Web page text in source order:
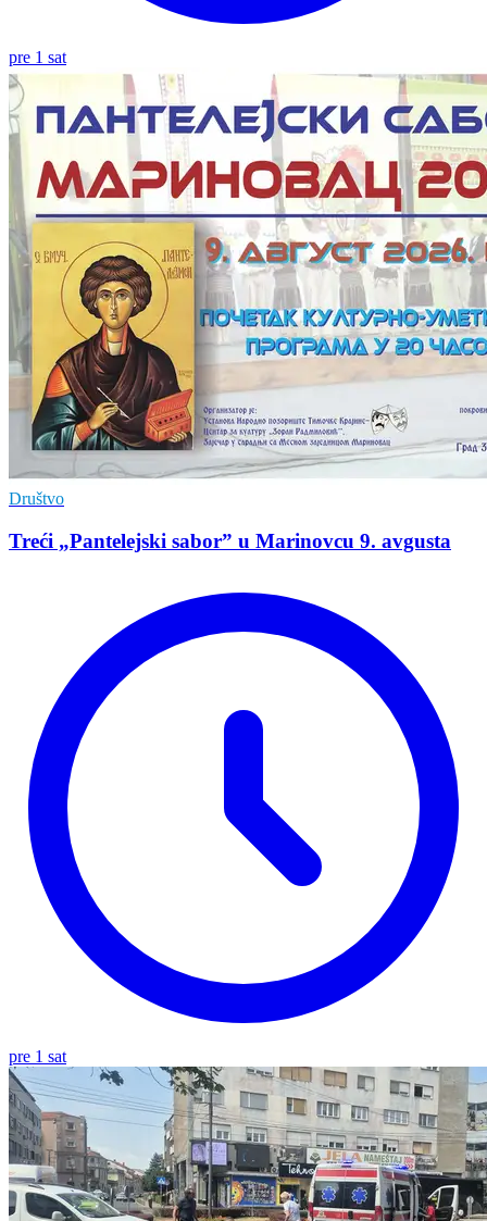
pre 1 sat
Društvo
Treći „Pantelejski sabor” u Marinovcu 9. avgusta
pre 1 sat